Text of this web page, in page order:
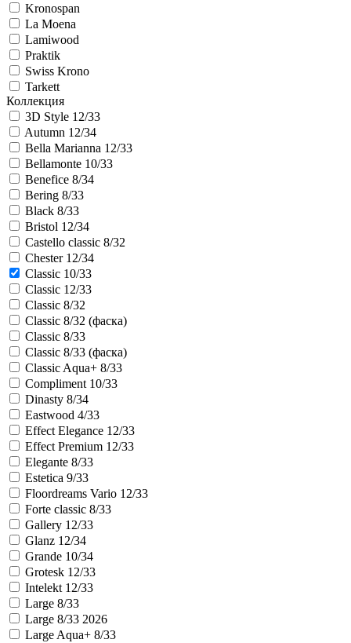
Kronospan
La Moena
Lamiwood
Praktik
Swiss Krono
Tarkett
Коллекция
3D Style 12/33
Autumn 12/34
Bella Marianna 12/33
Bellamonte 10/33
Benefice 8/34
Bering 8/33
Black 8/33
Bristol 12/34
Castello classic 8/32
Chester 12/34
Classic 10/33
Classic 12/33
Classic 8/32
Classic 8/32 (фаска)
Classic 8/33
Classic 8/33 (фаска)
Classic Aqua+ 8/33
Compliment 10/33
Dinasty 8/34
Eastwood 4/33
Effect Elegance 12/33
Effect Premium 12/33
Elegante 8/33
Estetica 9/33
Floordreams Vario 12/33
Forte classic 8/33
Gallery 12/33
Glanz 12/34
Grande 10/34
Grotesk 12/33
Intelekt 12/33
Large 8/33
Large 8/33 2026
Large Aqua+ 8/33